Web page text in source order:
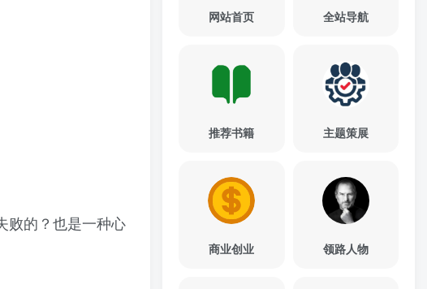
败的？也是一种心
网站首页 全站导航
推荐书籍 主题策展
商业创业 领路人物